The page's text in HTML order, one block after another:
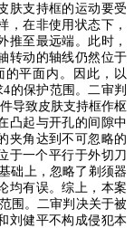
肤支持框的运动要受
，在非使用状态下，
推至最远端。此时，
转动的轴线仍然位于
平面内。因此，以
4的保护范围。二审判
导致皮肤支持框作枢
凸起与开孔的间隙中
夹角达到不可忽略的
于一个平行于外切刀
础上，忽略了剃须器
均有误。综上，本案
围。二审判决关于被
刘健平不构成侵犯本